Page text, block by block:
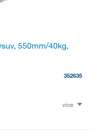
550mm/40kg,
352635
více